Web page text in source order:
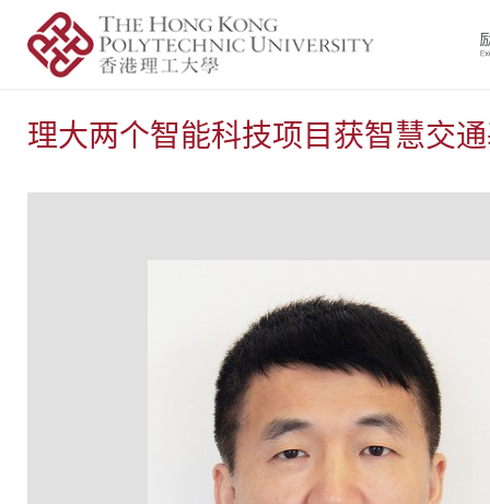
理大两个智能科技项目获智慧交